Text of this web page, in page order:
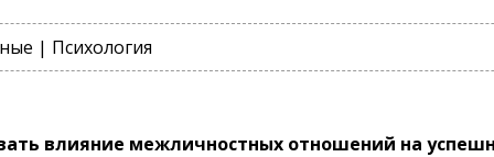
| Психология
влияние межличностных отношений на